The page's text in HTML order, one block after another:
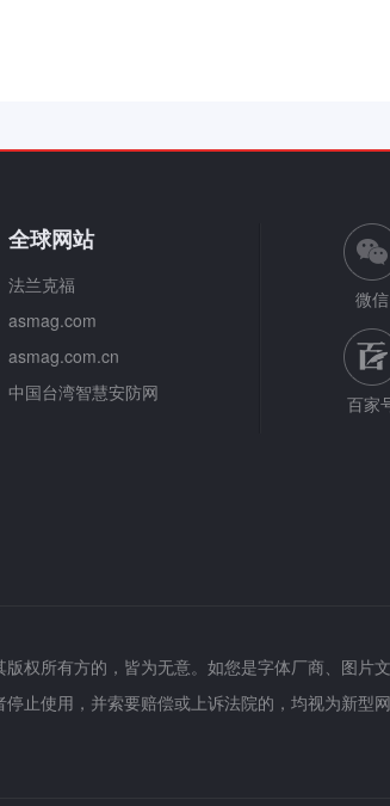
全球网站
法兰克福
asmag.com
asmag.com.cn
中国台湾智慧安防网
微信
百家
权所有方的，皆为无意。如您是字体厂商、图片
止使用，并索要赔偿或上诉法院的，均视为新型